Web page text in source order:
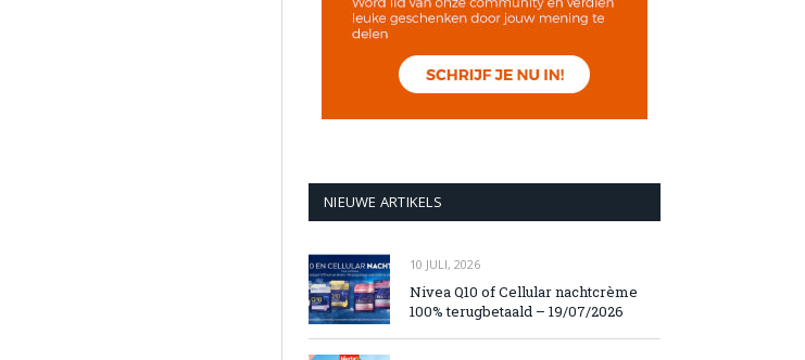
NIEUWE ARTIKELS
10 JULI, 2026
Nivea Q10 of Cellular nachtcrème
100% terugbetaald – 19/07/2026